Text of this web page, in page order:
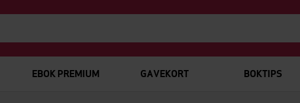
EBOK PREMIUM GAVEKORT BOKTIPS